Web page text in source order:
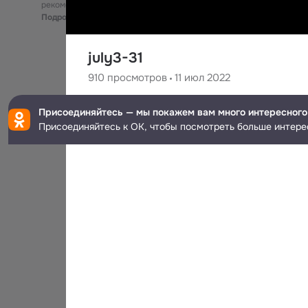
july3-31
910 просмотров 11 июл 2022
Ahbee K
рекомендательные технологии
Подробнее
Присоединяйтесь — мы покажем вам много интересного
Присоединяйтесь к ОК, чтобы посмотреть больше